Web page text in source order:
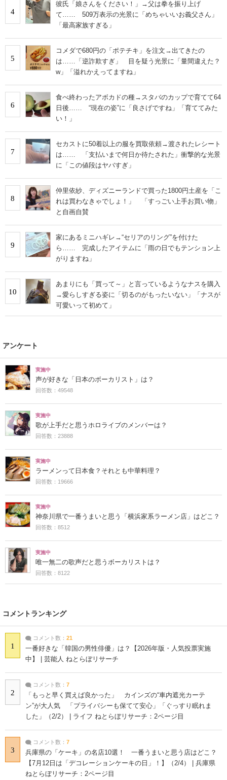
4
彼氏「娘さんをください！」→父は拳を振り上げ
て…… 509万表示の光景に「めちゃいいお義父さん」
「最高家族すぎる」
5
コメダで680円の「ポテチキ」を注文→出てきたの
は……「逆詐欺すぎ」 目を疑う光景に「量間違えた？
w」「溢れかえってますね」
6
食べ終わったアボカドの種→スタバのカップで育てて64
日後…… “現在の姿”に「良さげですね」「育ててみた
い！」
7
セカストに50着以上の服を買取依頼→渡されたレシート
は…… 「支払いまで何日か待たされた」衝撃的な光景
に「この値段はヤバすぎ」
8
仲里依紗、ディズニーランドで買った1800円土産を「こ
れは買わなきゃでしょ！」 「すっごい上手お買い物」
と自画自賛
9
家にあるミニハギレ→“セリアのリング”を付けた
ら…… 完成したアイテムに「雨の日でもテンション上
がりますね」
10
あまりにも「買って～」と言っているようなナスを購入
→愛らしすぎる姿に「切るのがもったいない」「ナスが
可愛いって初めて」
アンケート
実施中
声が好きな「日本のボーカリスト」は？
回答数：49548
実施中
歌が上手だと思うホロライブのメンバーは？
回答数：23888
実施中
ラーメンって日本食？それとも中華料理？
回答数：19666
実施中
神奈川県で一番うまいと思う「横浜家系ラーメン店」はどこ？
回答数：8512
実施中
唯一無二の歌声だと思うボーカリストは？
回答数：8122
コメントランキング
1
コメント数： 21
一番好きな「韓国の男性俳優」は？【2026年版・人気投票実施
中】 | 芸能人 ねとらぼリサーチ
2
コメント数： 7
「もっと早く買えば良かった」 カインズの“車内遮光カーテ
ン”が大人気 「プライバシーも保てて安心」「ぐっすり眠れま
した」（2/2） | ライフ ねとらぼリサーチ：2ページ目
3
コメント数： 7
兵庫県の「ケーキ」の名店10選！ 一番うまいと思う店はどこ？
【7月12日は「デコレーションケーキの日」！】（2/4） | 兵庫県
ねとらぼリサーチ：2ページ目